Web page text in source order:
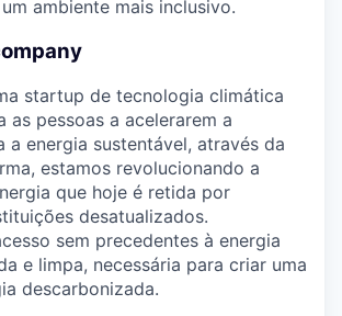
ambiente mais inclusivo.
startup de tecnologia climática
as pessoas a acelerarem a
a energia sustentável, através da
estamos revolucionando a
que hoje é retida por
desatualizados.
sem precedentes à energia
e limpa, necessária para criar uma
descarbonizada.